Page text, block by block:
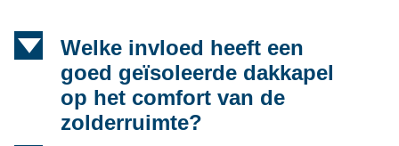
d
Welke invloed heeft een
goed geïsoleerde dakkapel
op het comfort van de
zolderruimte?